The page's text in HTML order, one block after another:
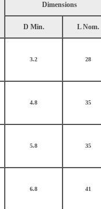
Dimensions
D Min. L Nom.
3.2 28
4.8 35
5.8 35
6.8 41